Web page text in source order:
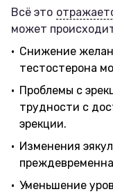
Всё это
может
Снижение
тестостерона
Проблемы с
трудности с
эрекции.
Изменения
Уменьшение